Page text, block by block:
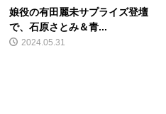
娘役の有田麗未サプライズ登壇
で、石原さとみ＆青...
2024.05.31